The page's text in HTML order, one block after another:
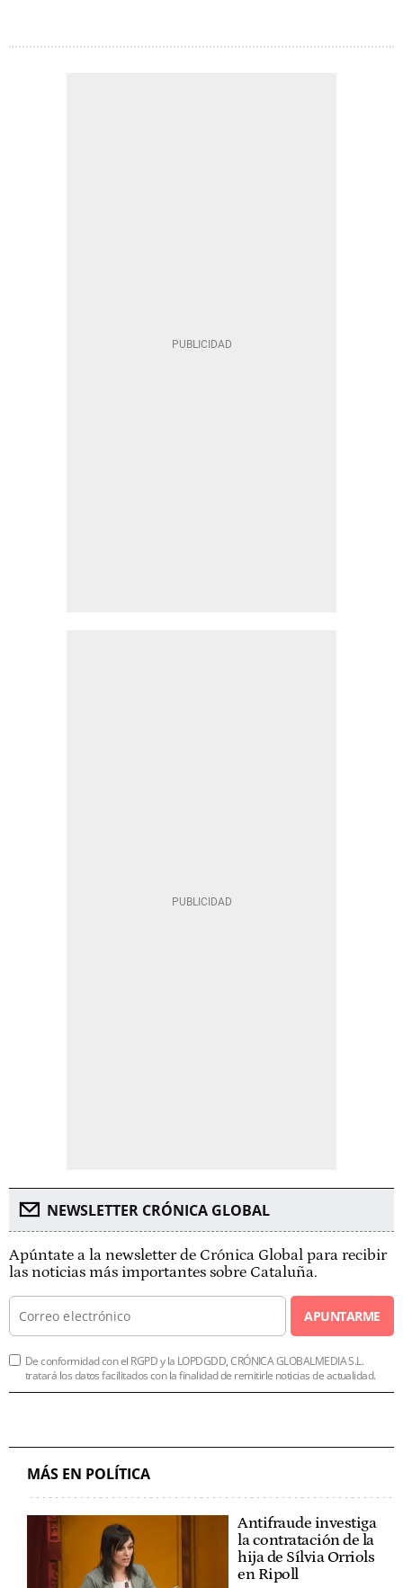
NEWSLETTER CRÓNICA GLOBAL
Apúntate a la newsletter de Crónica Global para recibir
las noticias más importantes sobre Cataluña.
APUNTARME
De conformidad con el RGPD y la LOPDGDD, CRÓNICA GLOBALMEDIA S.L.
tratará los datos facilitados con la finalidad de remitirle noticias de actualidad.
MÁS EN POLÍTICA
Antifraude investiga
la contratación de la
hija de Sílvia Orriols
en Ripoll